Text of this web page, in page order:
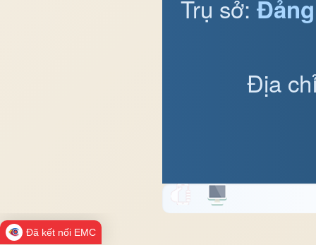
Trụ sở:
Địa
Đã kết nối EMC